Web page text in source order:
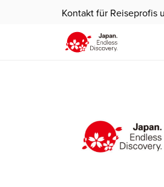
Kontakt für Reiseprofis